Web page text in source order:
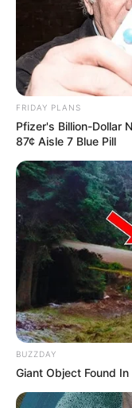
FRIDAY PLANS
Pfizer's Billion-Dollar
87¢ Aisle 7 Blue Pill
BUZZDAY
Giant Object Found